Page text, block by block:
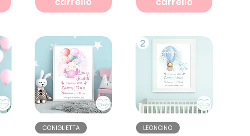
Vista rapida
CONIGLIETTA Vista rapida
LEONCINO